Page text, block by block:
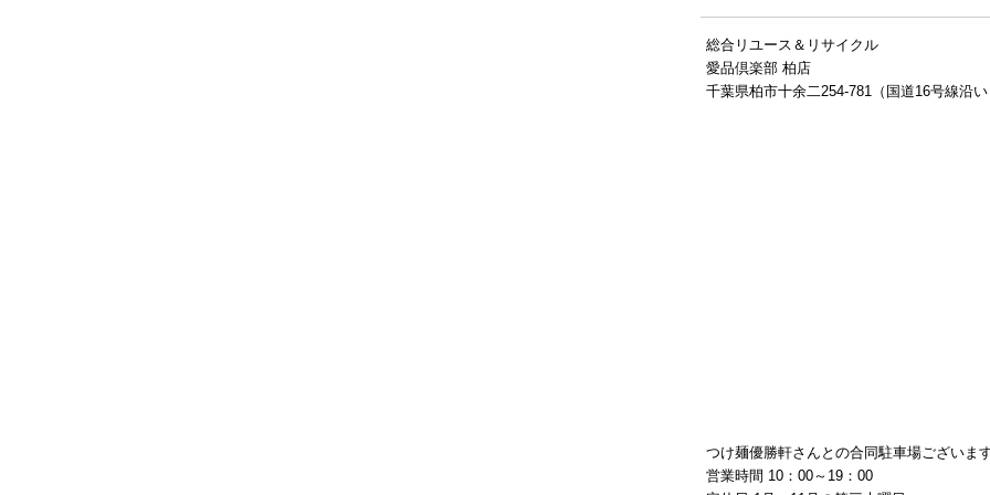
総合リユース＆リサイクル
愛品倶楽部 柏店
千葉県柏市十余二254-781（国道16号線沿い
つけ麺優勝軒さんとの合同駐車場ございます
営業時間 10：00～19：00